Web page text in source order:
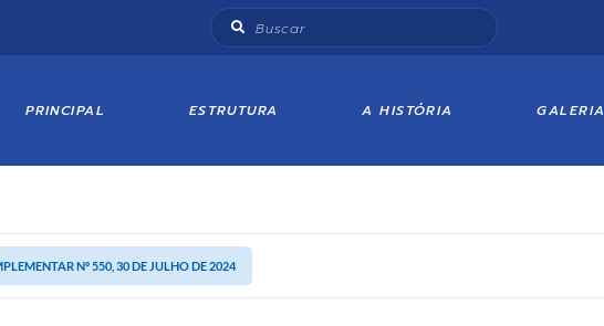
PRINCIPAL ESTRUTURA A HISTÓRIA
Nº 550, 30 DE JULHO DE 2024